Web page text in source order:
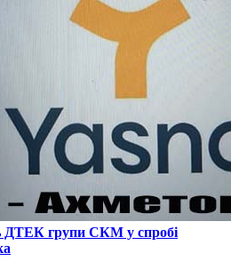
ДТЕК групи СКМ у спробі